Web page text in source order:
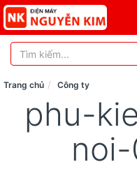
Trang chủ Công ty
phu-